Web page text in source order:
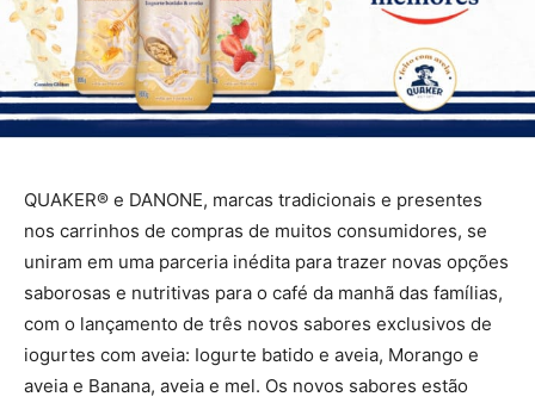
QUAKER® e DANONE, marcas tradicionais e presentes
nos carrinhos de compras de muitos consumidores, se
uniram em uma parceria inédita para trazer novas opções
saborosas e nutritivas para o café da manhã das famílias,
com o lançamento de três novos sabores exclusivos de
iogurtes com aveia: Iogurte batido e aveia, Morango e
aveia e Banana, aveia e mel. Os novos sabores estão